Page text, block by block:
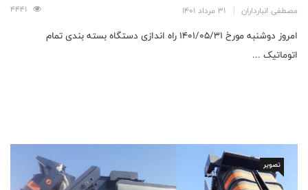
مصطفی انبارداران 31 مرداد 1401
امروز دوشنبه مورخ 1401/05/31 راه اندازی دستگاه بسته بندی تمام
اتوماتیک ...
تصویر